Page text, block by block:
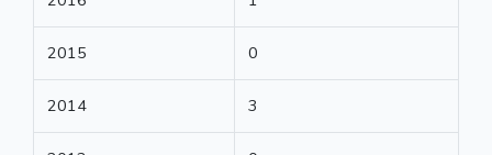
2015 0
2014 3